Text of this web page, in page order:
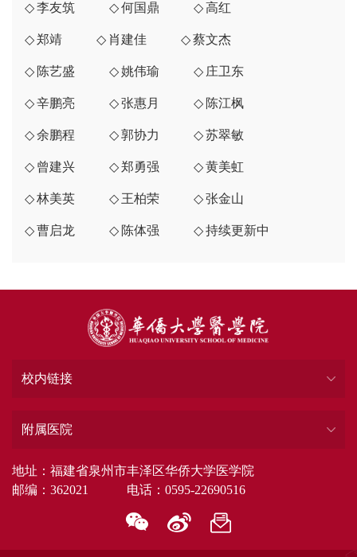
李友筑 何国鼎 高红
郑靖 肖建佳 蔡文杰
陈艺盛 姚伟瑜 庄卫东
辛鹏亮 张惠月 陈江枫
余鹏程 郭协力 苏翠敏
曾建兴 郑勇强 黄美虹
林美英 王柏荣 张金山
曹启龙 陈体强 持续更新中
校内链接
附属医院
地址：福建省泉州市丰泽区华侨大学医学院
邮编：362021 电话：0595-22690516